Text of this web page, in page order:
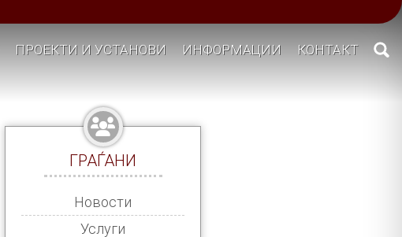
ПРОЕКТИ И УСТАНОВИ ИНФОРМАЦИИ КОНТАКТ
ГРАЃАНИ
Новости
Услуги